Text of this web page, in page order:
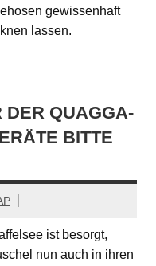
gewissenhaft
lassen.
QUAGGA-M
BITTE R
ist besorgt,
nun auch in ihren